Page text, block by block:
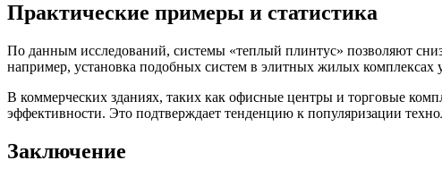
Практические примеры и статистика
По данным исследований, системы «теплый плинтус» позволяют
например, установка подобных систем в элитных жилых комплексах
В коммерческих зданиях, таких как офисные центры и торговые
эффективности. Это подтверждает тенденцию к популяризации
Заключение